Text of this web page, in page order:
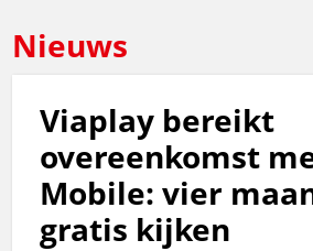
Nieuws
Viaplay bereikt
overeenkomst
Mobile: vier
gratis kijken